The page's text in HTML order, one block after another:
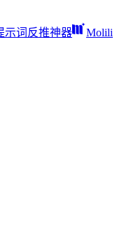
示词反推神器
Molili